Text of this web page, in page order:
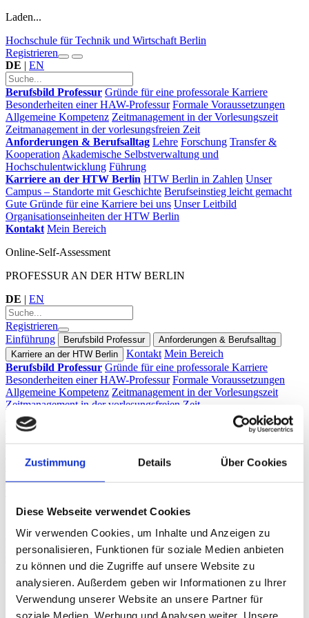
Zustimmung Details Über Cookies
Diese Webseite verwendet Cookies
Wir verwenden Cookies, um Inhalte und Anzeigen zu
personalisieren, Funktionen für soziale Medien anbieten
zu können und die Zugriffe auf unsere Website zu
analysieren. Außerdem geben wir Informationen zu Ihrer
Verwendung unserer Website an unsere Partner für
soziale Medien, Werbung und Analysen weiter. Unsere
Laden...
Hochschule für Technik und Wirtschaft Berlin
Registrieren
DE | EN
Berufsbild Professur Gründe für eine professorale Karriere
Besonderheiten einer HAW-Professur Formale Voraussetzungen
Allgemeine Kompetenz Zeitmanagement in der Vorlesungszeit
Zeitmanagement in der vorlesungsfreien Zeit
Anforderungen & Berufsalltag Lehre Forschung Transfer &
Kooperation Akademische Selbstverwaltung und
Hochschulentwicklung Führung
Karriere an der HTW Berlin HTW Berlin in Zahlen Unser
Campus – Standorte mit Geschichte Berufseinstieg leicht gemacht
Gute Gründe für eine Karriere bei uns Unser Leitbild
Organisationseinheiten der HTW Berlin
Kontakt Mein Bereich
Online-Self-Assessment
PROFESSUR AN DER HTW BERLIN
DE | EN
Registrieren
Einführung
Berufsbild Professur
Anforderungen & Berufsalltag
Karriere an der HTW Berlin
Kontakt Mein Bereich
Berufsbild Professur Gründe für eine professorale Karriere
Besonderheiten einer HAW-Professur Formale Voraussetzungen
Allgemeine Kompetenz Zeitmanagement in der Vorlesungszeit
Zeitmanagement in der vorlesungsfreien Zeit
Anforderungen & Berufsalltag
Transfer &
Kooperation
Hochschulentwicklung Führung
HTW Berlin in Zahlen
Campus – Standorte mit Geschichte Berufseinstieg leicht gemacht
Gute Gründe für eine Karriere bei uns
Professur an der HTW BerlinEinführung
Herzlich willkommen zum Online-Self-Assessment
zur Professur an der HTW Berlin!
Schön, dass Sie da sind! In unserem Orientierungsangebot lernen
Sie Schritt für Schritt den Beruf Professor*in an der HTW Berlin
kennen. Sie erfahren, was das Berufsbild besonders macht, wie der